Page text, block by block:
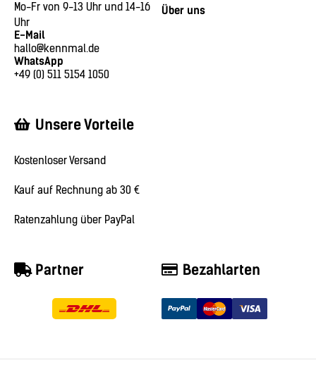
Unsere Vorteile
Bezahlarten
Partner
Mo-Fr von 9-13 Uhr und 14-16
Uhr
E-Mail
hallo@kennmal.de
WhatsApp
+49 (0) 511 5154 1050
Über uns
Kostenloser Versand
Kauf auf Rechnung ab 30 €
Ratenzahlung über PayPal